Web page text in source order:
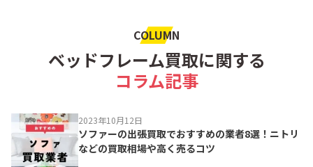
COLUMN
ベッドフレーム買取に関する
コラム記事
2023年10月12日
ソファーの出張買取でおすすめの業者8選！ニトリ
などの買取相場や高く売るコツ